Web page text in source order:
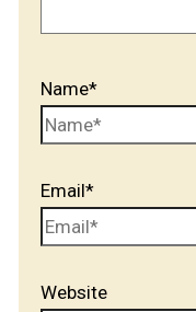
Name*
Email*
Website